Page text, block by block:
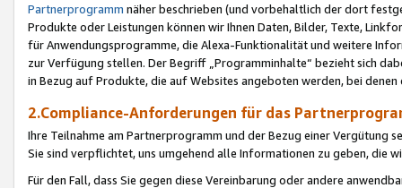
Partnerprogramm näher beschrieben (und vorbehaltlich der dort
Produkte oder Leistungen können wir Ihnen Daten, Bilder, Texte,
für Anwendungsprogramme, die Alexa-Funktionalität und weitere
zur Verfügung stellen. Der Begriff „Programminhalte“ bezieht sich
in Bezug auf Produkte, die auf Websites angeboten werden, bei
2.Compliance-Anforderungen für das
Ihre Teilnahme am Partnerprogramm und der Bezug einer Vergütung
Sie sind verpflichtet, uns umgehend alle Informationen zu geben, die
Für den Fall, dass Sie gegen diese Vereinbarung oder andere